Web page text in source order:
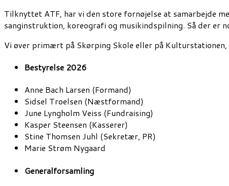
Tilknyttet ATF, har vi den store fornøjelse at samarbejde
sanginstruktion, koreografi og musikindspilning. Så der er
Vi øver primært på Skørping Skole eller på
Bestyrelse 2026
Anne Bach Larsen (Formand)
Sidsel Troelsen (Næstformand)
June Lyngholm Veiss (Fundraising)
Kasper Steensen (Kasserer)
Stine Thomsen Juhl (Sekretær, PR)
Marie Strøm Nygaard
Generalforsamling